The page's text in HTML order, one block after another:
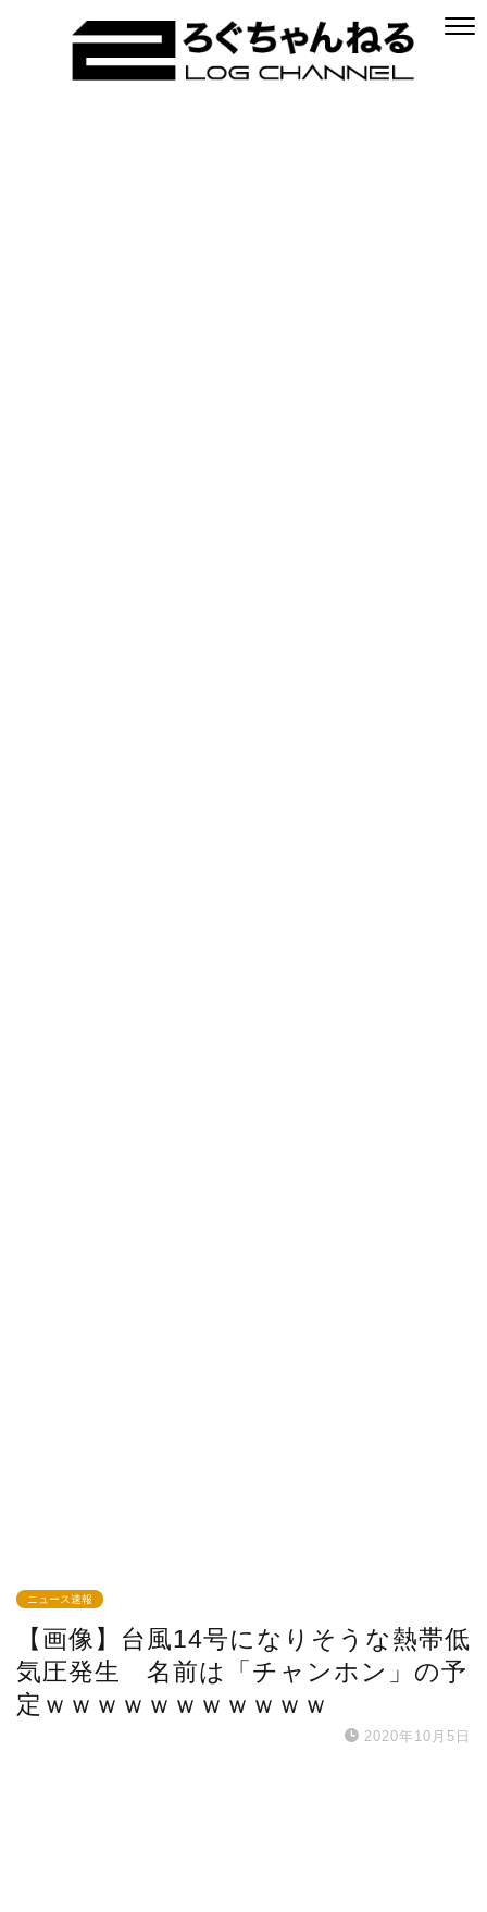
ニュース速報
【画像】台風14号になりそうな熱帯低
気圧発生 名前は「チャンホン」の予
定ｗｗｗｗｗｗｗｗｗｗｗ
2020年10月5日